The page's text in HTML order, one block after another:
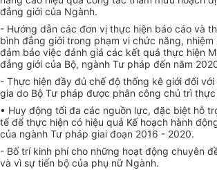
đẳng giới của Ngành.
- Hướng dẫn các đơn vị thực hiện báo cáo và
bình đẳng giới trong phạm vi chức năng,
đảm bảo việc đánh giá các kết quả thực hiện
đẳng giới của Bộ, ngành Tư pháp đến năm
- Thực hiện đầy đủ chế độ thống kê giới đối
gia do Bộ Tư pháp được phân công chủ trì thực
• Huy động tối đa các nguồn lực, đặc biệt hỗ
tế để thực hiện có hiệu quả Kế hoạch hành
của ngành Tư pháp giai đoạn 2016 - 2020.
- Bố trí kinh phí cho những hoạt động chuyên
và vì sự tiến bộ của phụ nữ Ngành.